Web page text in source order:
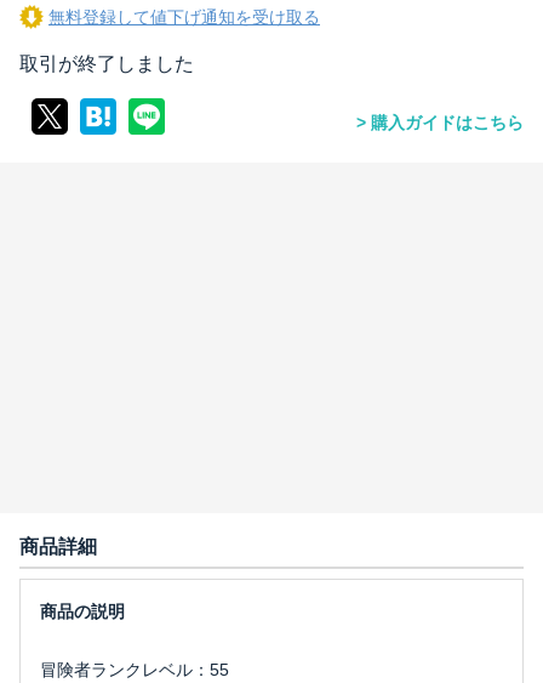
無料登録して値下げ通知を受け取る
取引が終了しました
購入ガイドはこちら
商品詳細
冒険者ランクレベル：55